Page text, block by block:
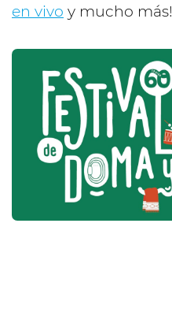
en vivo y mucho más!